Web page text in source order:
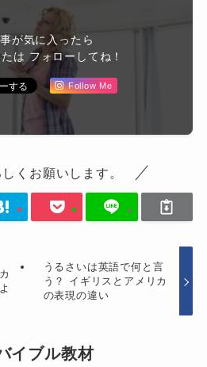
が気に入ったら
は フォローしてね！
Follow Me
くお願いします。
うるさいは英語で何と言
う？ イギリスとアメリカ
の表現の違い
イブル教材